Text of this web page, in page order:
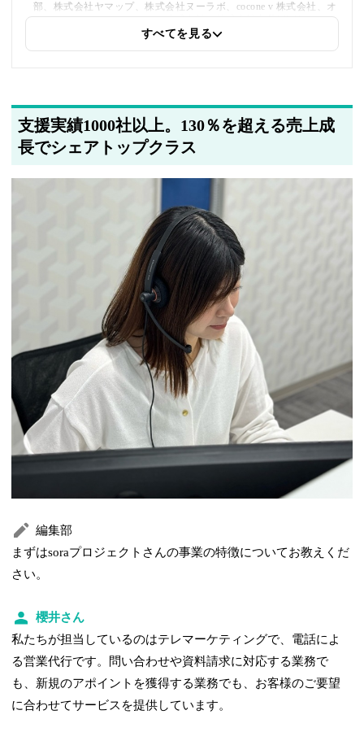
部、株式会社ヤマップ、株式会社ヌーラボ、cocone v 株式会社、オ
ングリットホールディングス株式会社、株式会社丸菱LINKed」へ
の内部リンクを追加しましたすべてを見る
支援実績1000社以上。130％を超える売上成
長でシェアトップクラス
編集部
まずはsoraプロジェクトさんの事業の特徴についてお教えくだ
さい。
櫻井さん
私たちが担当しているのはテレマーケティングで、電話によ
る営業代行です。問い合わせや資料請求に対応する業務で
も、新規のアポイントを獲得する業務でも、お客様のご要望
に合わせてサービスを提供しています。